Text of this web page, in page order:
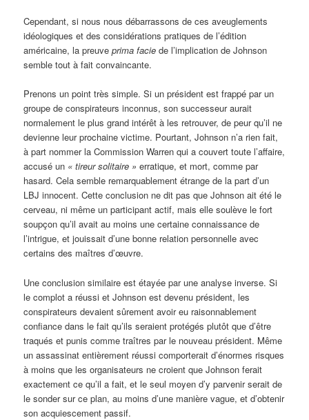
Cependant, si nous nous débarrassons de ces aveuglements
idéologiques et des considérations pratiques de l’édition
américaine, la preuveprima facie de l’implication de Johnson
semble tout à fait convaincante.
Prenons un point très simple. Si un président est frappé par un
groupe de conspirateurs inconnus, son successeur aurait
normalement le plus grand intérêt à les retrouver, de peur qu’il ne
devienne leur prochaine victime. Pourtant, Johnson n’a rien fait,
à part nommer la Commission Warren qui a couvert toute l’affaire,
accusé un «tireur solitaire » erratique, et mort, comme par
hasard. Cela semble remarquablement étrange de la part d’un
LBJ innocent. Cette conclusion ne dit pas que Johnson ait été le
cerveau, ni même un participant actif, mais elle soulève le fort
soupçon qu’il avait au moins une certaine connaissance de
l’intrigue, et jouissait d’une bonne relation personnelle avec
certains des maîtres d’œuvre.
Une conclusion similaire est étayée par une analyse inverse. Si
le complot a réussi et Johnson est devenu président, les
conspirateurs devaient sûrement avoir eu raisonnablement
confiance dans le fait qu’ils seraient protégés plutôt que d’être
traqués et punis comme traîtres par le nouveau président. Même
un assassinat entièrement réussi comporterait d’énormes risques
à moins que les organisateurs ne croient que Johnson ferait
exactement ce qu’il a fait, et le seul moyen d’y parvenir serait de
le sonder sur ce plan, au moins d’une manière vague, et d’obtenir
son acquiescement passif.